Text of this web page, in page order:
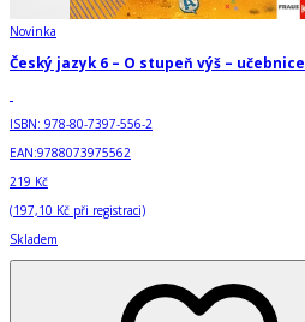
Novinka
Český jazyk 6 – O stupeň výš – učebnice
ISBN: 978-80-7397-556-2
EAN:9788073975562
219 Kč
(197,10 Kč při registraci)
Skladem